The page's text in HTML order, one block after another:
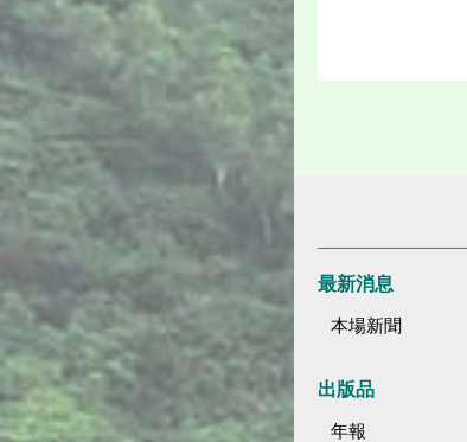
最新消息
本場新聞
出版品
年報